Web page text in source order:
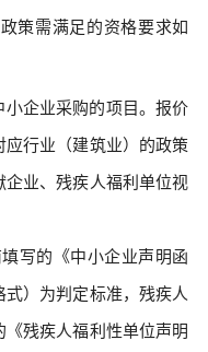
策需满足的资格要求如
企业采购的项目。报价
应行业（建筑业）的政策
业、残疾人福利单位视
写的《中小企业声明函
式）为判定标准，残疾人
残疾人福利性单位声明